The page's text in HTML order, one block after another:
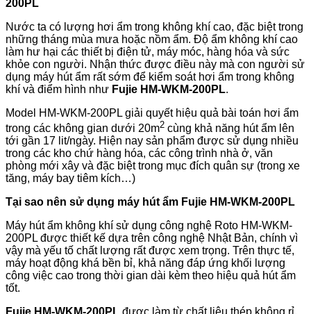
200PL
Nước ta có lượng hơi ẩm trong không khí cao, đặc biệt trong
những tháng mùa mưa hoặc nồm ẩm. Độ ẩm không khí cao
làm hư hại các thiết bị điện tử, máy móc, hàng hóa và sức
khỏe con người. Nhận thức được điều này mà con người sử
dụng máy hút ẩm rất sớm để kiểm soát hơi ẩm trong không
khí và điểm hình như Fujie HM-WKM-200PL.
Model HM-WKM-200PL giải quyết hiệu quả bài toán hơi ẩm
trong các không gian dưới 20m2 cùng khả năng hút ẩm lên
tới gần 17 lit/ngày. Hiện nay sản phẩm được sử dụng nhiều
trong các kho chứ hàng hóa, các công trình nhà ở, văn
phòng mới xây và đặc biệt trong mục đích quân sự (trong xe
tăng, máy bay tiêm kích…)
Tại sao nên sử dụng máy hút ẩm Fujie HM-WKM-200PL
Máy hút ẩm không khí sử dụng công nghệ Roto HM-WKM-
200PL được thiết kế dựa trên công nghệ Nhật Bản, chính vì
vậy mà yếu tố chất lượng rất được xem trọng. Trên thực tế,
máy hoạt động khá bền bỉ, khả năng đáp ứng khối lượng
công việc cao trong thời gian dài kèm theo hiệu quả hút ẩm
tốt.